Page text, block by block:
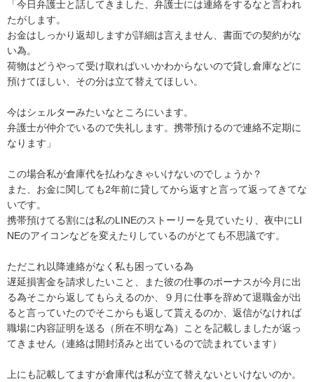
「今日弁護士と話してきました、弁護士には連絡をするなと言われ
たがします。
お金はしっかり返却しますが詳細は言えません、書面での契約がな
い為。
荷物はどうやって受け取ればいいかわからないので貸し倉庫などに
預けてほしい、その分は立て替えてほしい。
今はシェルターみたいなところにいます。
弁護士が仲介でいるので失礼します。携帯預けるので連絡不定期に
なります」
この場合私が倉庫代を払わなきゃいけないのでしょうか？
また、お金に関しても2年前に貸してから返すと言って返ってきてな
いです。
携帯預けてる割には私のLINEのストーリーを見ていたり、夜中にLI
NEのアイコンなどを変えたりしているのがとても不思議です。
ただこれ以降連絡がなく私も困っている為
遅延損害金を請求したいこと、また彼の仕事のボーナスが今月に出
る為そこから返してもらえるのか、９月に仕事を辞めて退職金が出
ると言っていたのでそこからも返して貰えるのか、返信がなければ
職場に内容証明を送る（所在不明な為）ことを記載しましたが返っ
てきません（連絡は開封済みと出ているので読まれています）
上にも記載してますが倉庫代は私が立て替えないといけないのか。